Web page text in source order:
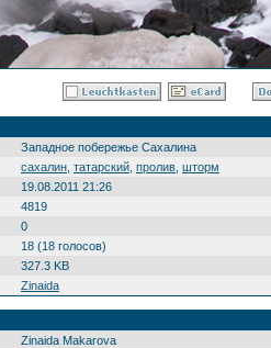
Западное побережье Сахалина
сахалин татарский пролив шторм
19.08.2011 21:26
4819
0
18 (18 голосов)
327.3 KB
Zinaida
Zinaida Makarova